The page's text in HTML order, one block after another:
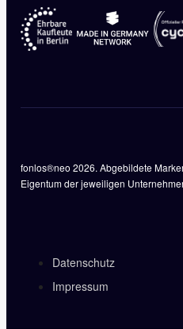
fonlos®neo 2026. Abgebildete
Eigentum der jeweiligen
Datenschutz
Impressum